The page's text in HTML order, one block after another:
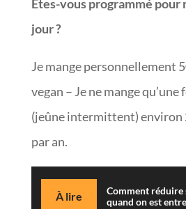
Êtes-vous programmé pour
jour ?
Je mange personnellement
vegan – Je ne mange
(jeûne intermittent) environ
par an.
À lire
Comment réduire
quand on est